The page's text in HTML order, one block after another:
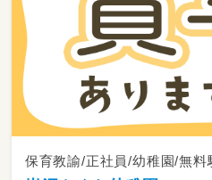
保育教諭/正社員/幼稚園/無料